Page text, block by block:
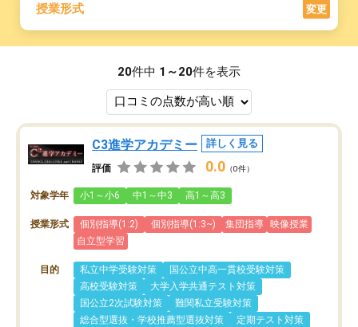
授業形式 変更
20件中 1～20件を表示
C3進学アカデミー 詳しく見る
評価 0.0 （0件）
対象学年 小1～小6 中1～中3 高1～高3
授業形式 個別指導(1:2) 個別指導(1:3~) 集団指導 映像授業
自立型学習
目的 私立中学受験対策
国公立中高一貫校受験対策
高校受験対策
大学入学共通テスト対策
国公立2次試験対策
難関私立受験対策
総合型選抜・学校推薦型選抜対策
定期テスト対策